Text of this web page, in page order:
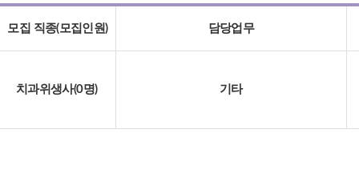
모집 직종(모집인원) 담당업무
치과위생사(0명) 기타